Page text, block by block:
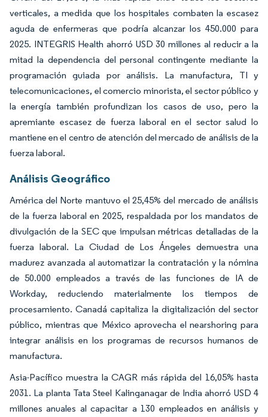
verticales, a medida que los hospitales combaten la escasez
aguda de enfermeras que podría alcanzar los 450.000 para
2025. INTEGRIS Health ahorró USD 30 millones al reducir a la
mitad la dependencia del personal contingente mediante la
programación guiada por análisis. La manufactura, TI y
telecomunicaciones, el comercio minorista, el sector público y
la energía también profundizan los casos de uso, pero la
apremiante escasez de fuerza laboral en el sector salud lo
mantiene en el centro de atención del mercado de análisis de la
fuerza laboral.
Análisis Geográfico
América del Norte mantuvo el 25,45% del mercado de análisis
de la fuerza laboral en 2025, respaldada por los mandatos de
divulgación de la SEC que impulsan métricas detalladas de la
fuerza laboral. La Ciudad de Los Ángeles demuestra una
madurez avanzada al automatizar la contratación y la nómina
de 50.000 empleados a través de las funciones de IA de
Workday, reduciendo materialmente los tiempos de
procesamiento. Canadá capitaliza la digitalización del sector
público, mientras que México aprovecha el nearshoring para
integrar análisis en los programas de recursos humanos de
manufactura.
Asia-Pacífico muestra la CAGR más rápida del 16,05% hasta
2031. La planta Tata Steel Kalinganagar de India ahorró USD 4
millones anuales al capacitar a 130 empleados en análisis y